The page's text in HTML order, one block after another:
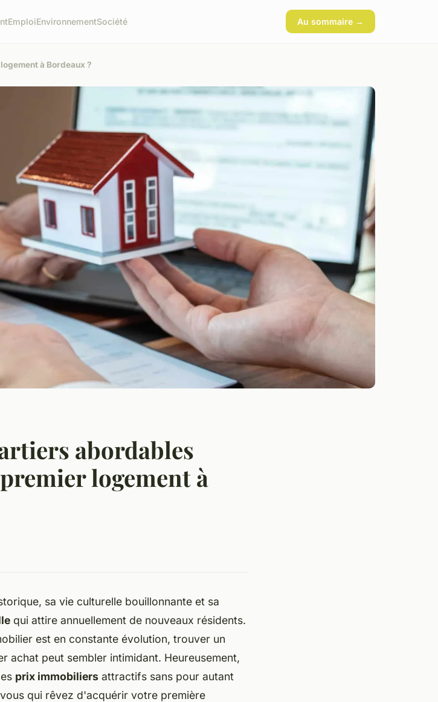
EmploiEnvironnementSociété Au sommaire →
à Bordeaux ?
abordables
logement à
sa vie culturelle bouillonnante et sa
qui attire annuellement de nouveaux résidents.
est en constante évolution, trouver un
achat peut sembler intimidant. Heureusement,
prix immobiliers attractifs sans pour autant
qui rêvez d'acquérir votre première